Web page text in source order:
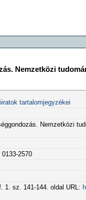
Nemzetközi
tartalomjegyzékei
Nemzetközi
2570
1. sz. 141-144. oldal URL: